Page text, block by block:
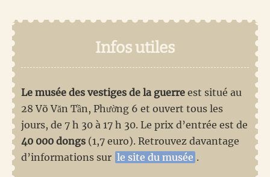
Infos utiles
Le musée des vestiges de la guerre est situé au
28 Võ Văn Tần, Phường 6 et ouvert tous les
jours, de 7 h 30 à 17 h 30. Le prix d’entrée est de
40 000 dongs (1,7 euro). Retrouvez davantage
d’informations sur le site du musée .